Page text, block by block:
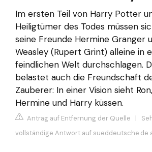
Im ersten Teil von Harry Potter
Heiligtümer des Todes müssen
seine Freunde Hermine Granger
Weasley (Rupert Grint) alleine in
feindlichen Welt durchschlagen.
belastet auch die Freundschaft
Zauberer: In einer Vision sieht
Hermine und Harry küssen.
Antrag auf Entfernung der Quelle |
vollständige Antwort auf sueddeutsche.de